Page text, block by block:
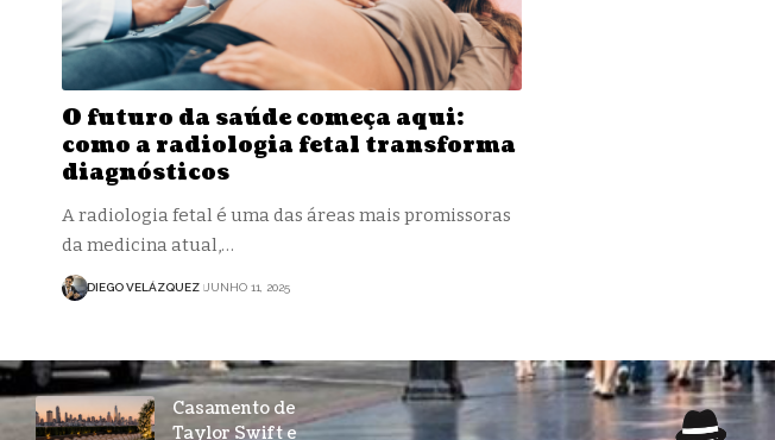
O futuro da saúde começa aqui:
como a radiologia fetal transforma
diagnósticos
A radiologia fetal é uma das áreas mais promissoras
da medicina atual,…
DIEGO VELÁZQUEZ JUNHO 11, 2025
Casamento de
Taylor Swift e